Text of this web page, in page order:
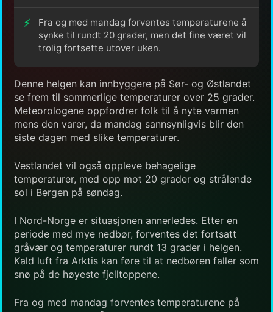
Fra og med mandag forventes temperaturene å
synke til rundt 20 grader, men det fine været vil
trolig fortsette utover uken.
Denne helgen kan innbyggere på Sør- og Østlandet
se frem til sommerlige temperaturer over 25 grader.
Meteorologene oppfordrer folk til å nyte varmen
mens den varer, da mandag sannsynligvis blir den
siste dagen med slike temperaturer.
Vestlandet vil også oppleve behagelige
temperaturer, med opp mot 20 grader og strålende
sol i Bergen på søndag.
I Nord-Norge er situasjonen annerledes. Etter en
periode med mye nedbør, forventes det fortsatt
gråvær og temperaturer rundt 13 grader i helgen.
Kald luft fra Arktis kan føre til at nedbøren faller som
snø på de høyeste fjelltoppene.
Fra og med mandag forventes temperaturene på